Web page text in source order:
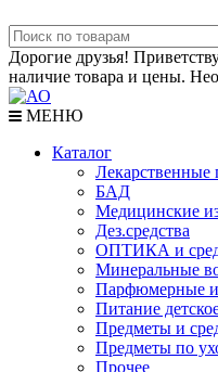
Дорогие друзья!
наличие товара и цены.
МЕНЮ
Каталог
Лекарственные
БАД
Медицинские
Дез.средства
ОПТИКА и
Минеральные
Парфюмерные и
Питание
Предметы и
Предметы по
Прочее